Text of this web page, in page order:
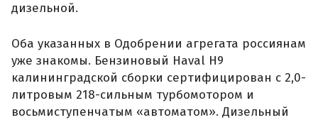
дизельной.
Оба указанных в Одобрении агрегата россиянам
уже знакомы. Бензиновый Haval H9
калининградской сборки сертифицирован с 2,0-
литровым 218-сильным турбомотором и
восьмиступенчатым «автоматом». Дизельный